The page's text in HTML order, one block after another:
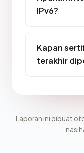
IPv6?
Kapan
terakhir
Laporan ini dibuat